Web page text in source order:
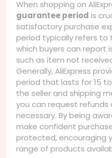
When shopping on
guarantee period is
satisfactory purchase
period typically refers to
which buyers can report
such as item not
Generally, AliExpress
period that lasts for 15
the seller and shipping
you can request
necessary. By being
make confident
protected, encouraging
range of products